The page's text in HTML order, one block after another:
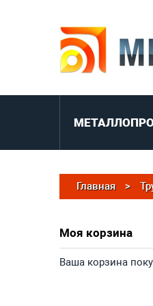
Главная >
Моя корзина
Ваша корзина